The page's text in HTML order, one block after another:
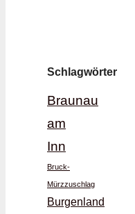
Schlagwörter
Braunau
am
Inn
Bruck-
Mürzzuschlag
Burgenland